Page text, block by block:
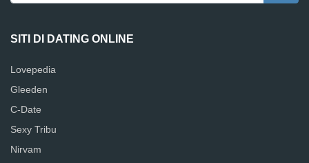
SITI DI DATING ONLINE
Lovepedia
Gleeden
C-Date
Sexy Tribu
Nirvam